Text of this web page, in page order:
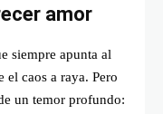
amor
siempre apunta al
el caos a raya. Pero
un temor profundo: